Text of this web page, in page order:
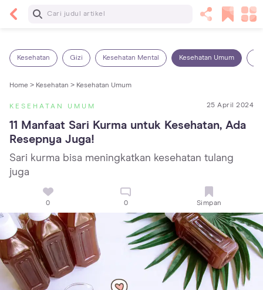
Baca Selanjutnya
Kesehatan Gizi Kesehatan Mental Kesehatan Umum
Home > Kesehatan > Kesehatan Umum
KESEHATAN UMUM 25 April 2024
11 Manfaat Sari Kurma untuk Kesehatan, Ada
Resepnya Juga!
Sari kurma bisa meningkatkan kesehatan tulang
juga
0 0 Simpan